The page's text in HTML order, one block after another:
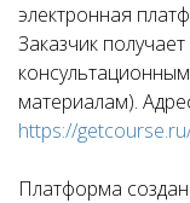
электронная
Заказчик
материалам).
https://
Платформа